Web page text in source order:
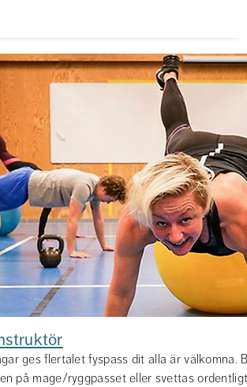
ges flertalet fyspass dit alla är välkomna.
på mage/ryggpasset eller svettas